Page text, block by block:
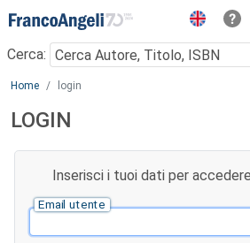
Menu
Cerca:
Main content
Home login
LOGIN
Inserisci i tuoi dati per
Email utente